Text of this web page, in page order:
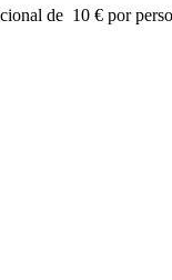
de 10 € por